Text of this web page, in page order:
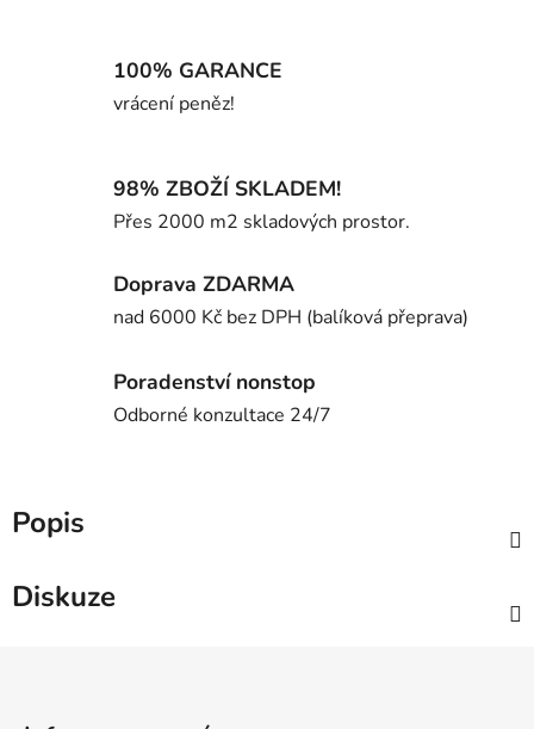
100% GARANCE
vrácení peněz!
98% ZBOŽÍ SKLADEM!
Přes 2000 m2 skladových prostor.
Doprava ZDARMA
nad 6000 Kč bez DPH (balíková přeprava)
Poradenství nonstop
Odborné konzultace 24/7
Popis
Diskuze